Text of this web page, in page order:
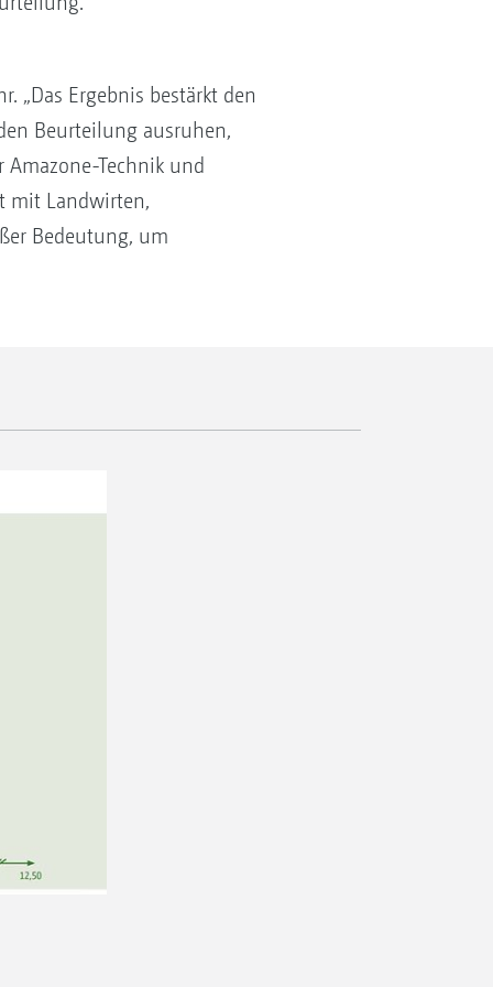
„Das Ergebnis bestärkt den
Beurteilung ausruhen,
Technik und
mit Landwirten,
Bedeutung, um